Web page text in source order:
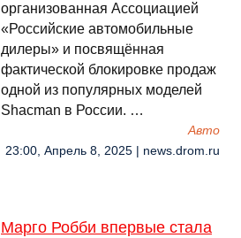
организованная Ассоциацией
«Российские автомобильные
дилеры» и посвящённая
фактической блокировке продаж
одной из популярных моделей
Shacman в России. …
Авто
23:00, Апрель 8, 2025 | news.drom.ru
Марго Робби впервые стала